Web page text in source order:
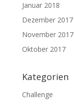
Januar 2018
Dezember 2017
November 2017
Oktober 2017
Kategorien
Challenge